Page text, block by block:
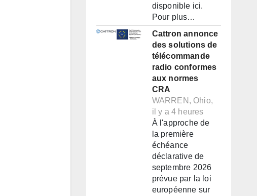
disponible ici.
Pour plus…
Cattron annonce
des solutions de
télécommande
radio conformes
aux normes
CRA
WARREN, Ohio,
il y a 4 heures
À l'approche de
la première
échéance
déclarative de
septembre 2026
prévue par la loi
européenne sur